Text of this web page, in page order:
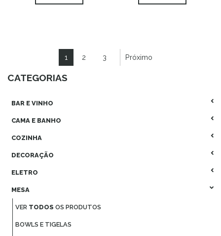
CATEGORIAS
BAR E VINHO
CAMA E BANHO
COZINHA
DECORAÇÃO
ELETRO
MESA
VER TODOS OS PRODUTOS
BOWLS E TIGELAS
1 2 3 Próximo